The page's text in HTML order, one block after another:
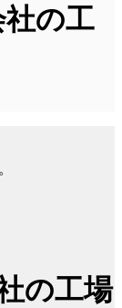
の工
の工場